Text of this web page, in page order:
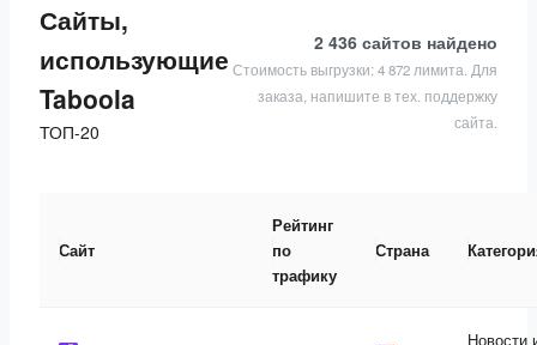
Сайты,
использующие
Taboola
ТОП-20
2 436 сайтов найдено
Стоимость выгрузки: 4 872 лимита. Для
заказа, напишите в тех. поддержку
сайта.
Сайт
Рейтинг
по
трафику
Страна
Новости